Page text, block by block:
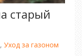
старый
Уход за газоном